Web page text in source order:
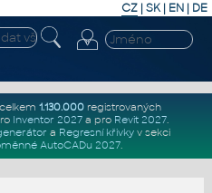
CZ | SK| EN | DE
1.130.000registrovaných
Inventor 2027a pro Revit 2027.
a Regresní křivkyv sekci
AutoCADu 2027.